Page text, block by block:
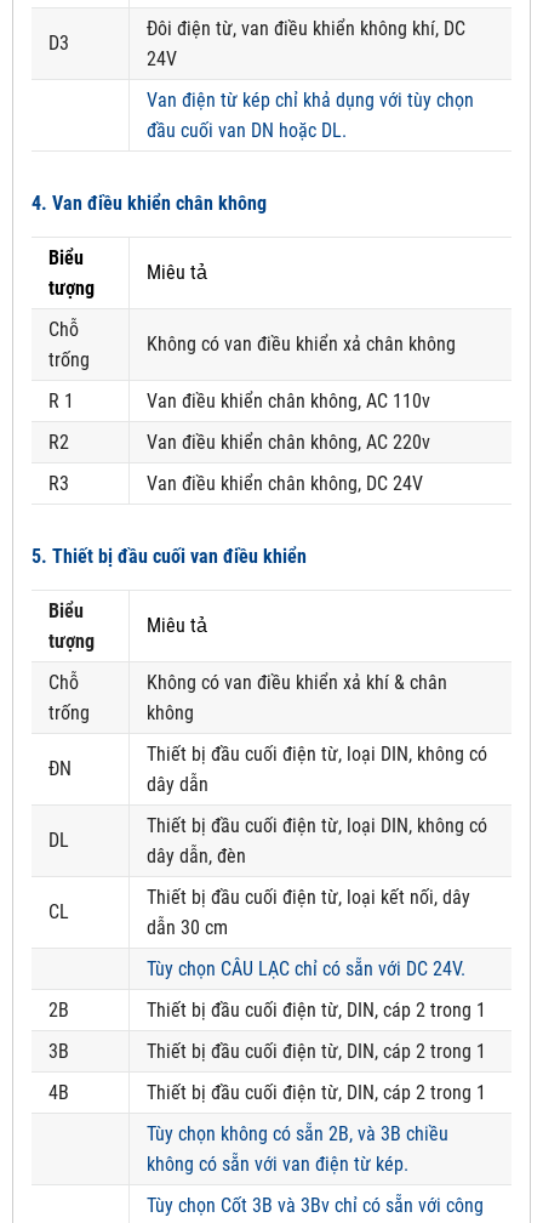
D3
Đôi điện từ, van điều khiển không khí, DC
24V
Van điện từ kép chỉ khả dụng với tùy chọn
đầu cuối van DN hoặc DL.
4. Van điều khiển chân không
Biểu
tượng
Miêu tả
Chỗ
trống
Không có van điều khiển xả chân không
R 1
Van điều khiển chân không, AC 110v
R2
Van điều khiển chân không, AC 220v
R3
Van điều khiển chân không, DC 24V
5. Thiết bị đầu cuối van điều khiển
Biểu
tượng
Miêu tả
Chỗ
trống
Không có van điều khiển xả khí & chân
không
ĐN
Thiết bị đầu cuối điện từ, loại DIN, không có
dây dẫn
DL
Thiết bị đầu cuối điện từ, loại DIN, không có
dây dẫn, đèn
CL
Thiết bị đầu cuối điện từ, loại kết nối, dây
dẫn 30 cm
Tùy chọn CÂU LẠC chỉ có sẵn với DC 24V.
2B
Thiết bị đầu cuối điện từ, DIN, cáp 2 trong 1
3B
Thiết bị đầu cuối điện từ, DIN, cáp 2 trong 1
4B
Thiết bị đầu cuối điện từ, DIN, cáp 2 trong 1
Tùy chọn không có sẵn 2B, và 3B chiều
không có sẵn với van điện từ kép.
Tùy chọn Cốt 3B và 3Bv chỉ có sẵn với công